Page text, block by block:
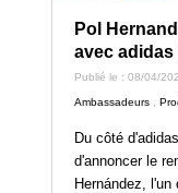
Pol
avec
Publié le : 08/04/
Ambassadeurs ,
Du côté
d'annoncer le
Hernández,